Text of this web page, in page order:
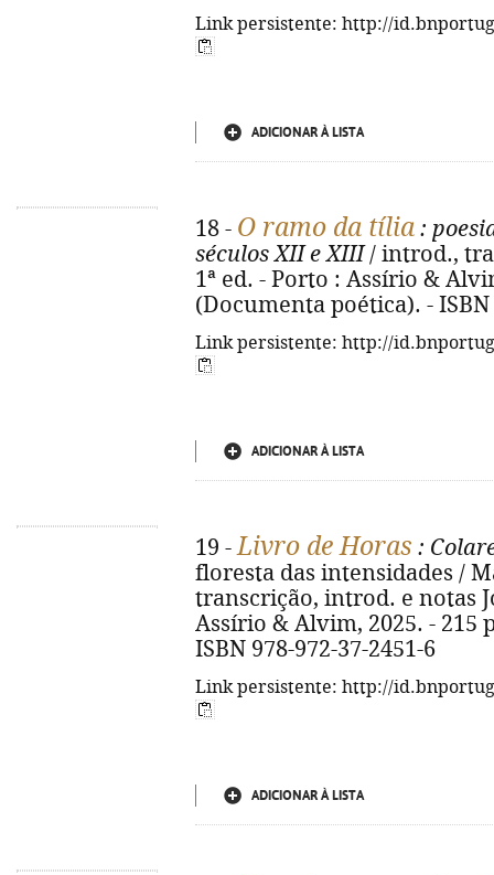
Link persistente: http://
ADICIONAR À LISTA
18 - O ramo da tília :
séculos XII e XIII/ introd.,
1ª ed. - Porto : Assírio &
(Documenta poética). - ISBN
Link persistente: http://
ADICIONAR À LISTA
19 -Livro de Horas :
floresta das intensidades /
transcrição, introd. e notas
Assírio & Alvim, 2025. - 215
ISBN 978-972-37-2451-6
Link persistente: http://
ADICIONAR À LISTA